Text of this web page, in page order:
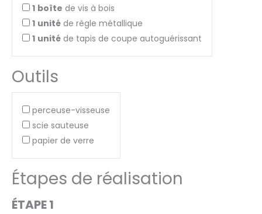
1 boîte de vis à bois
1 unité de règle métallique
1 unité de tapis de coupe autoguérissant
Outils
perceuse-visseuse
scie sauteuse
papier de verre
Étapes de réalisation
ÉTAPE 1